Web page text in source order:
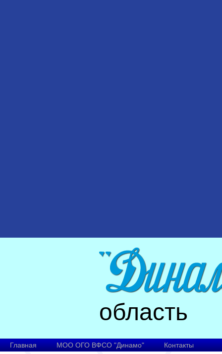
область
Главная МОО ОГО ВФСО "Динамо" Контакты